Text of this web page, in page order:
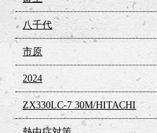
八千代
市原
2024
ZX330LC-7 30M/HITACHI